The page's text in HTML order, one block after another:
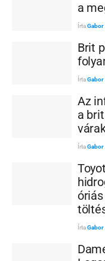
a
Írta
Brit
Írta
Az
a
Írta
Írta